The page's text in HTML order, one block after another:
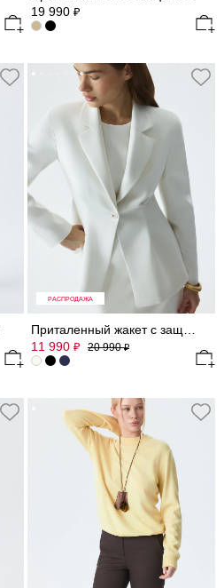
19 990 ₽
РАСПРОДАЖА
11 990 ₽ 20 990₽